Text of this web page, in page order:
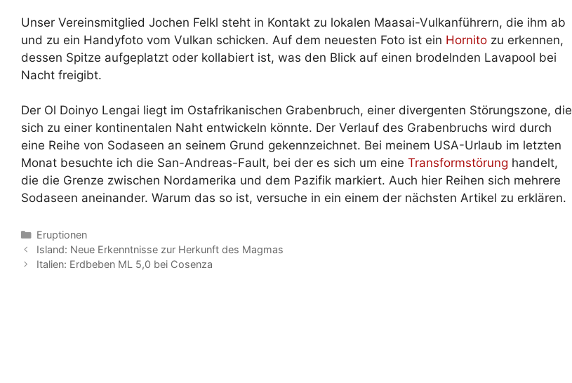
Unser Vereinsmitglied Jochen Felkl steht in Kontakt zu lokalen Maasai-Vulkanführern, die ihm ab
und zu ein Handyfoto vom Vulkan schicken. Auf dem neuesten Foto ist ein Hornito zu erkennen,
dessen Spitze aufgeplatzt oder kollabiert ist, was den Blick auf einen brodelnden Lavapool bei
Nacht freigibt.
Der Ol Doinyo Lengai liegt im Ostafrikanischen Grabenbruch, einer divergenten Störungszone, die
sich zu einer kontinentalen Naht entwickeln könnte. Der Verlauf des Grabenbruchs wird durch
eine Reihe von Sodaseen an seinem Grund gekennzeichnet. Bei meinem USA-Urlaub im letzten
Monat besuchte ich die San-Andreas-Fault, bei der es sich um eine Transformstörung handelt,
die die Grenze zwischen Nordamerika und dem Pazifik markiert. Auch hier Reihen sich mehrere
Sodaseen aneinander. Warum das so ist, versuche in ein einem der nächsten Artikel zu erklären.
Kategorien
Eruptionen
Island: Neue Erkenntnisse zur Herkunft des Magmas
Italien: Erdbeben ML 5,0 bei Cosenza